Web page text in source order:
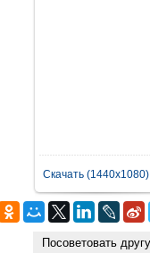
Скачать (1440x1080)